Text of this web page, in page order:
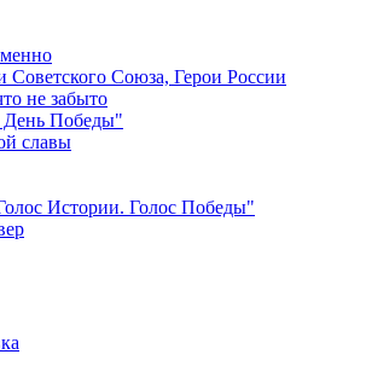
Союза, Герои России
не забыто
День Победы"
славы
Истории. Голос Победы"